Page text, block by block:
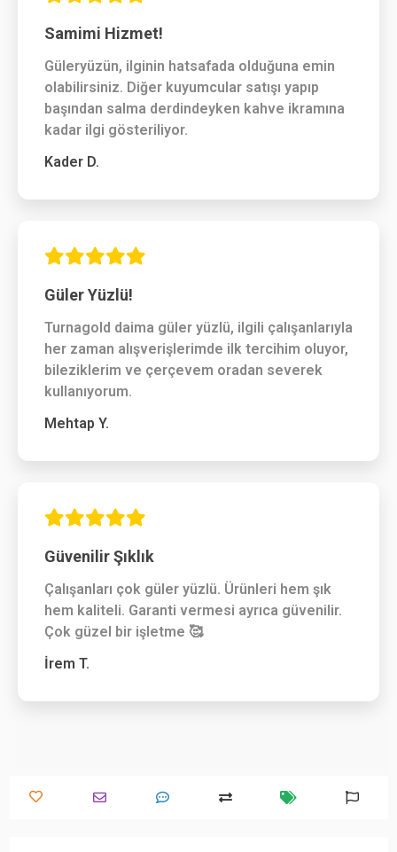
Samimi Hizmet!
Güleryüzün, ilginin hatsafada olduğuna emin
olabilirsiniz. Diğer kuyumcular satışı yapıp
başından salma derdindeyken kahve ikramına
kadar ilgi gösteriliyor.
Kader D.
Güler Yüzlü!
Turnagold daima güler yüzlü, ilgili çalışanlarıyla
her zaman alışverişlerimde ilk tercihim oluyor,
bileziklerim ve çerçevem oradan severek
kullanıyorum.
Mehtap Y.
Güvenilir Şıklık
Çalışanları çok güler yüzlü. Ürünleri hem şık
hem kaliteli. Garanti vermesi ayrıca güvenilir.
Çok güzel bir işletme 🥰
İrem T.